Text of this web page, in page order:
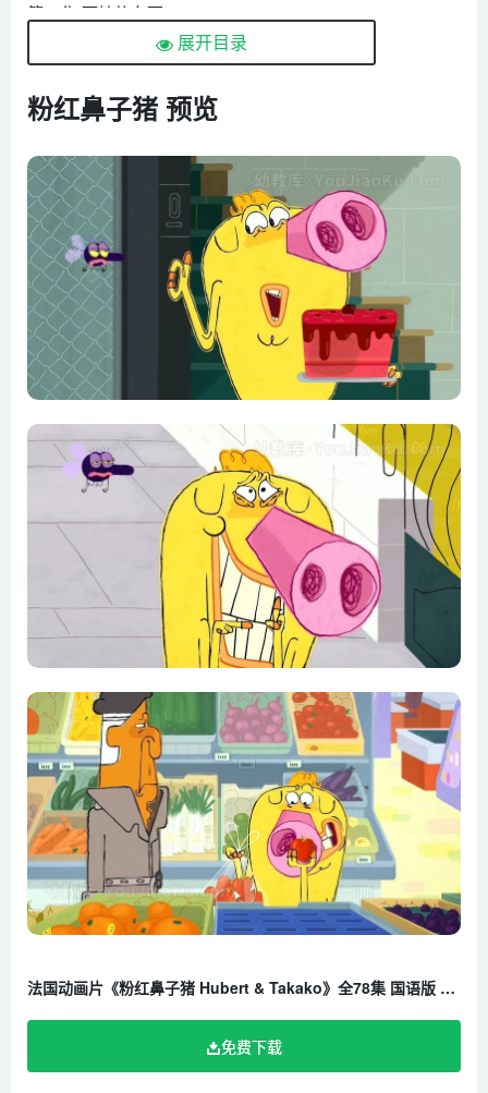
第04集 可怕的东西
第05集 放开我的馄饨
第07集 三个人的日子(下)
第09集 是意大利香肠还是头脑
第10集 秘密特工休伯特
第11集 沙发土豆
第12集 清扫怪人
第13集 开心点
第14集 宇航猪和宇航苍蝇
第15集 黑色苍蝇
第16集 寻宝
第17集 你惹到我了
第18集 你生活的脚踏板
第19集 捉迷藏的吉他
第20集 最好不要那样做
第21集 踢足球
第22集 算命师
第23集 我的汤里有个蚊子
第24集 惊喜
第25集 一直都是我
第26集 一分耕耘一分收获
第27集 救助塔可可
第28集 新鲜的水猪
第29集 回到野外
第30集 闹鬼的肖像
第31集 一个俊俏的女朋友
第32集 来自外太空的猫
第34集 大鼻子
第35集 大收藏家
展开目录
粉红鼻子猪 预览
法国动画片《粉红鼻子猪 Hubert & Takako》全78集 国语版 1080P/MP4/6.81G 百度云网盘下载
免费下载